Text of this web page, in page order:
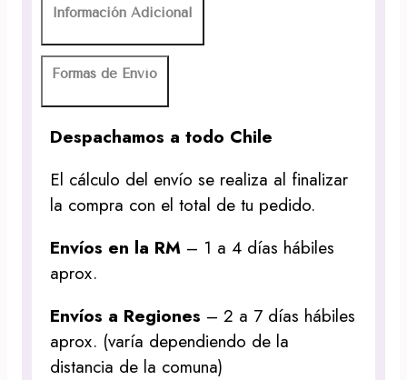
Información Adicional
Formas de Envío
Despachamos a todo Chile
El cálculo del envío se realiza al finalizar
la compra con el total de tu pedido.
Envíos en la RM – 1 a 4 días hábiles
aprox.
Envíos a Regiones – 2 a 7 días hábiles
aprox. (varía dependiendo de la
distancia de la comuna)